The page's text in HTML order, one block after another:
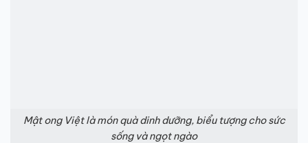
Mật ong Việt là món quà dinh dưỡng, biểu tượng cho sức
sống và ngọt ngào